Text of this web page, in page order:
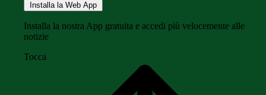
Installa la Web App
Installa la nostra App gratuita e accedi più velocemente alle
notizie
Tocca